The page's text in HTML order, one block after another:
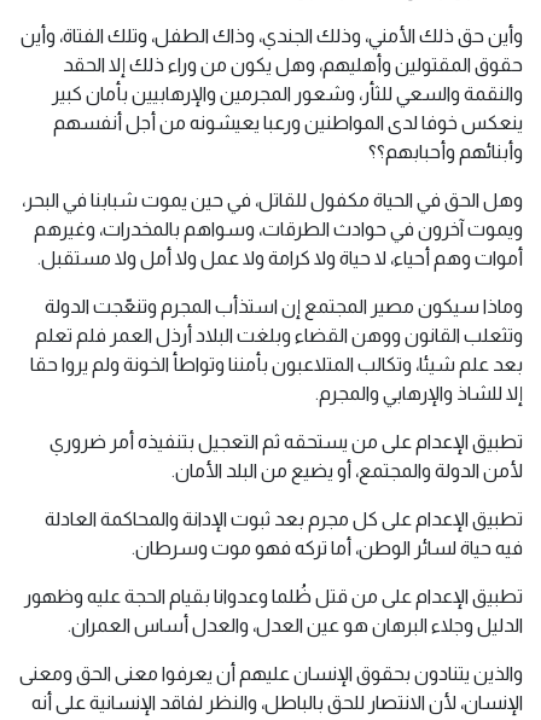
وأين حق ذلك الأمني، وذلك الجندي، وذاك الطفل، وتلك الفتاة، وأين
حقوق المقتولين وأهليهم، وهل يكون من وراء ذلك إلا الحقد
والنقمة والسعي للثأر، وشعور المجرمين والإرهابيين بأمان كبير
ينعكس خوفا لدى المواطنين ورعبا يعيشونه من أجل أنفسهم
وأبنائهم وأحبابهم؟؟
وهل الحق في الحياة مكفول للقاتل، في حين يموت شبابنا في البحر،
ويموت آخرون في حوادث الطرقات، وسواهم بالمخدرات، وغيرهم
أموات وهم أحياء، لا حياة ولا كرامة ولا عمل ولا أمل ولا مستقبل.
وماذا سيكون مصير المجتمع إن استذأب المجرم وتنعّجت الدولة
وتثعلب القانون ووهن القضاء وبلغت البلاد أرذل العمر فلم تعلم
بعد علم شيئا، وتكالب المتلاعبون بأمننا وتواطأ الخونة ولم يروا حقا
إلا للشاذ والإرهابي والمجرم.
تطبيق الإعدام على من يستحقه ثم التعجيل بتنفيذه أمر ضروري
لأمن الدولة والمجتمع، أو يضيع من البلد الأمان.
تطبيق الإعدام على كل مجرم بعد ثبوت الإدانة والمحاكمة العادلة
فيه حياة لسائر الوطن، أما تركه فهو موت وسرطان.
تطبيق الإعدام على من قتل ظُلما وعدوانا بقيام الحجة عليه وظهور
الدليل وجلاء البرهان هو عين العدل، والعدل أساس العمران.
والذين يتنادون بحقوق الإنسان عليهم أن يعرفوا معنى الحق ومعنى
الإنسان، لأن الانتصار للحق بالباطل، والنظر لفاقد الإنسانية على أنه